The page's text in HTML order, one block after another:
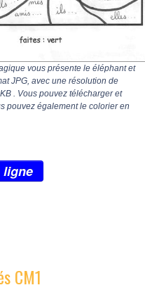
vous présente le éléphant et
JPG, avec une résolution de
. Vous pouvez télécharger et
pouvez également le colorier en
ligne
CM1